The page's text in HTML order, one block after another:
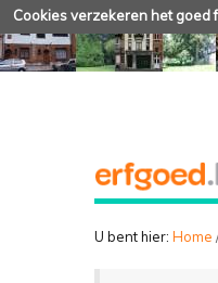
Cookies verzekeren het goed
U bent hier: Home